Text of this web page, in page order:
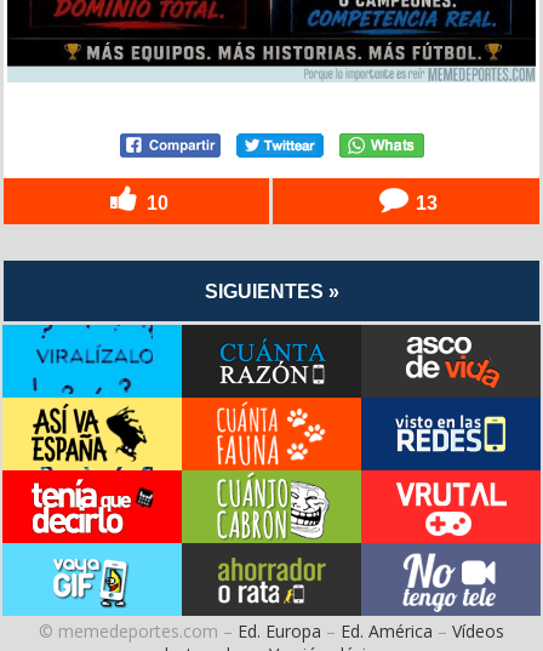
10 13
SIGUIENTES »
© memedeportes.com – Ed. Europa – Ed. América – Vídeos